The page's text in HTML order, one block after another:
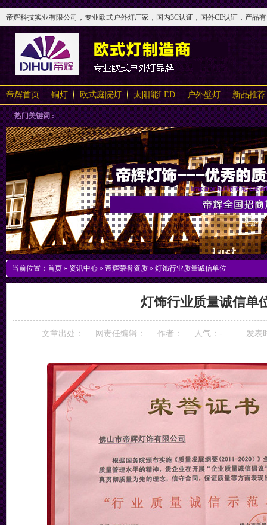
帝辉科技实业有限公司，专业欧式户外灯厂家，国内3C认证，国外CE认证，产
帝辉首页 铜灯 欧式庭院灯 太阳能LED 户外壁灯 新品推荐
热门关键词 :
当前位置： 首页 » 资讯中心 » 帝辉荣誉资质 » 灯饰行业质量诚信单位
灯饰行业质量诚信单
文章出处： 网责任编辑： 作者： 人气： - 发表